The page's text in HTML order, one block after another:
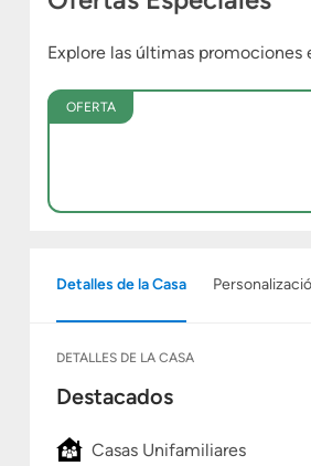
Explore las últimas promociones
OFERTA
Detalles de la Casa
DETALLES DE LA CASA
Destacados
Casas Unifamiliares